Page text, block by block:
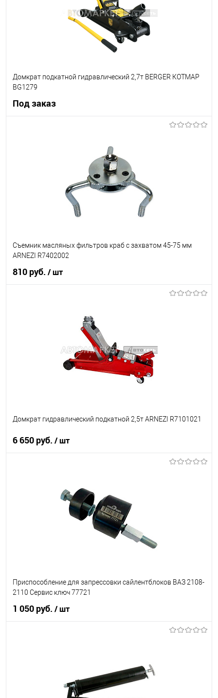
Домкрат подкатной гидравлический 2,7т BERGER КОТМАР
BG1279
Под заказ
Съемник масляных фильтров краб с захватом 45-75 мм
ARNEZI R7402002
810 руб. / шт
Домкрат гидравлический подкатной 2,5т ARNEZI R7101021
6 650 руб. / шт
Приспособление для запрессовки сайлентблоков ВАЗ 2108-
2110 Сервис ключ 77721
1 050 руб. / шт
В наличии